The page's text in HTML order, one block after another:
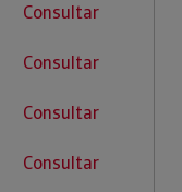
Consultar
Consultar
Consultar
Consultar